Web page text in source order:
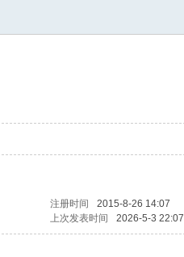
注册时间 2015-8-26 14:07
上次发表时间 2026-5-3 22:07